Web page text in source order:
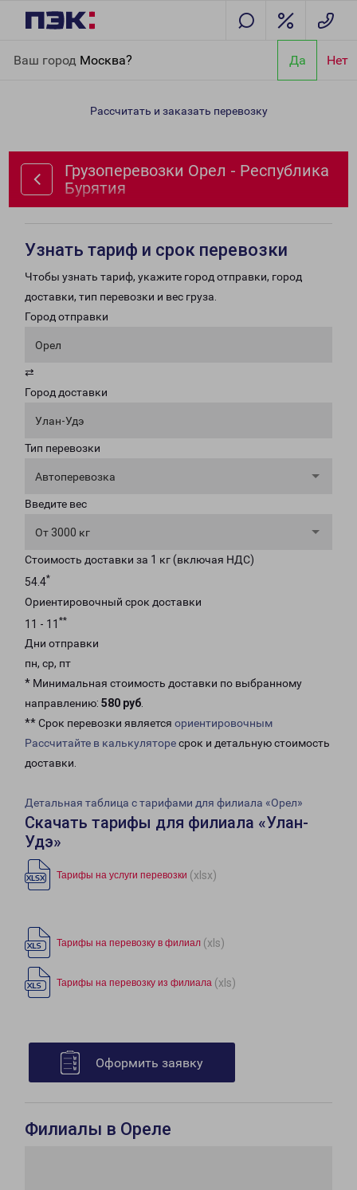
Ваш город Москва? Да Нет
Бурятия
Рассчитать и заказать перевозку
Грузоперевозки Орел - Республика
Бурятия
Узнать тариф и срок перевозки
Чтобы узнать тариф, укажите город отправки, город
доставки, тип перевозки и вес груза.
Город отправки
Орел
⇄
Город доставки
Улан-Удэ
Тип перевозки
Автоперевозка
Введите вес
От 3000 кг
Стоимость доставки за 1 кг (включая НДС)
54.4*
Ориентировочный срок доставки
11 - 11 **
Дни отправки
пн, ср, пт
* Минимальная стоимость доставки по выбранному
направлению: 580 руб.
** Срок перевозки является ориентировочным
Рассчитайте в калькуляторесрок и детальную стоимость
доставки.
Детальная таблица с тарифами для филиала «Орел»
Скачать тарифы для филиала «Улан-
Удэ»
Тарифы на услуги перевозки (xlsx)
Тарифы на перевозку в филиал (xls)
Тарифы на перевозку из филиала (xls)
Оформить заявку
Филиалы в Ореле